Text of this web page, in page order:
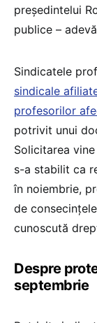
președintelui
publice –
Sindicatele
sindicale
profesorilor
potrivit unui
Solicitarea
s-a stabilit ca
în noiembrie,
de
cunoscută
Despre
septembrie